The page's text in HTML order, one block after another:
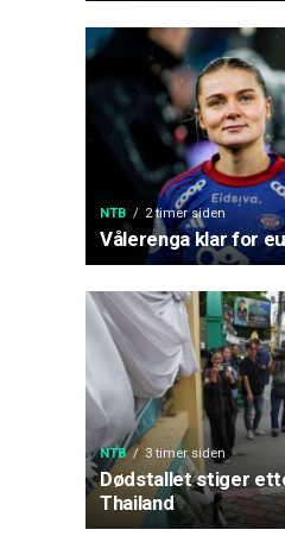
NTB 2 timer siden
Vålerenga klar for
NTB 3 timer siden
Dødstallet stiger
Thailand